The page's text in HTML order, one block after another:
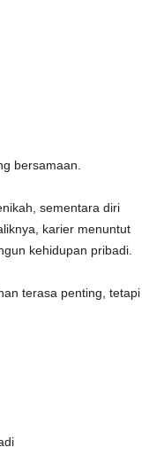
bersamaan.
sementara diri
karier menuntut
kehidupan pribadi.
terasa penting, tetapi